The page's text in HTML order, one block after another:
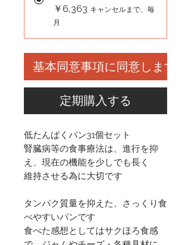
￥6,363 キャンセルまで、毎
月
基本同意事項に同意します
定期購入する
低たんぱくパン31個セット
腎臓病等の食事療法は、進行を抑
え、現在の機能を少しでも長く
維持させる為に大切です
タンパク質量を抑えた、さっくり食
べやすいパンです
食べた感想としてはサクほろ食感